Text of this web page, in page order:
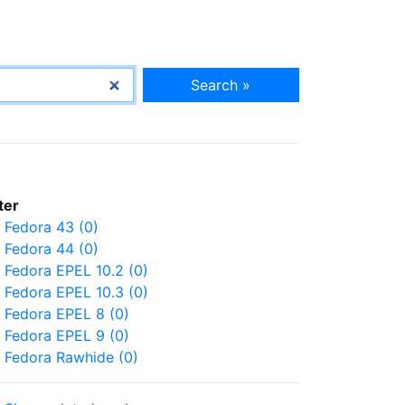
Search »
Fedora 43 (0)
Fedora 44 (0)
Fedora EPEL 10.2 (0)
Fedora EPEL 10.3 (0)
Fedora EPEL 8 (0)
Fedora EPEL 9 (0)
Fedora Rawhide (0)